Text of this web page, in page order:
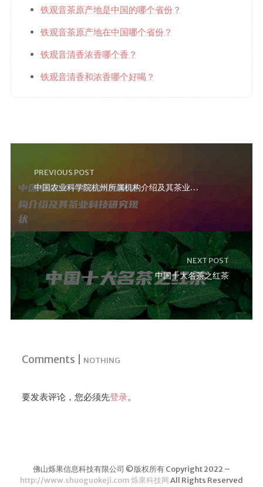
铁观音茶原产地是中国的哪个省份？
铁观音茶原产地在中国哪个省份？
铁观音清香浓香哪个香？
铁观音清香和浓香哪个好喝？
PREVIOUS POST
中国农业科学院杭州所属机构介绍及其茶业科技研究现状
NEXT POST
中国十大名茶之红茶
Comments | NOTHING
要发表评论，您必须先登录。
佛山烁果信息科技有限公司 ©版权所有 Copyright 2022 –
http://www.shuoguokeji.com 烁果科技网All Rights Reserved